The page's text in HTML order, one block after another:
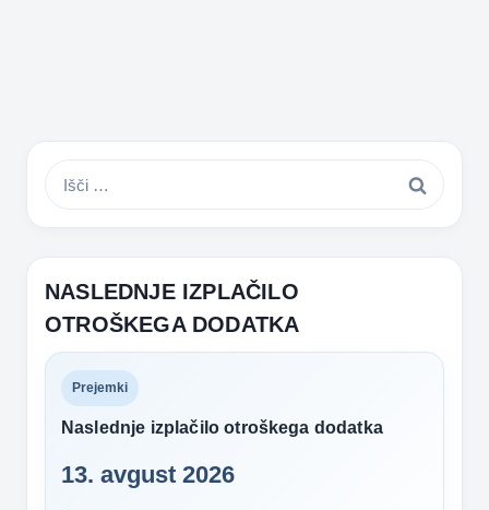
Išči:
NASLEDNJE IZPLAČILO
OTROŠKEGA DODATKA
Prejemki
Naslednje izplačilo otroškega dodatka
13. avgust 2026